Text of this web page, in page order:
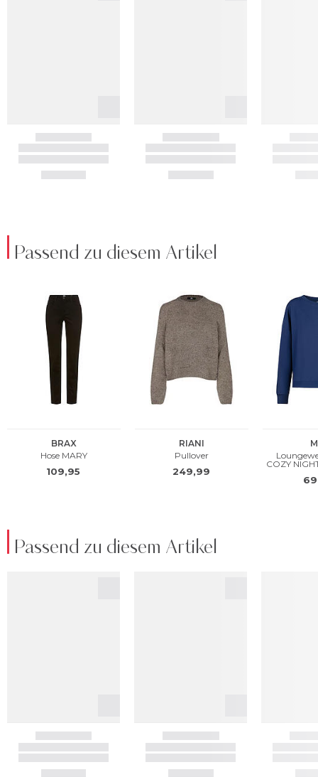
Passend zu diesem Artikel
Passend zu diesem Artikel